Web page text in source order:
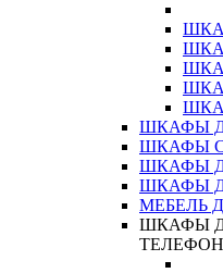
ШКАФЫ
ШКАФЫ
ШКАФЫ
ШКАФЫ
МЕБЕЛЬ
ШКАФЫ